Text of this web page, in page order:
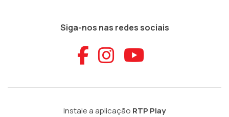
Siga-nos nas redes sociais
Aceder ao
Aceder ao
Aceder
Instale a aplicação RTP Play